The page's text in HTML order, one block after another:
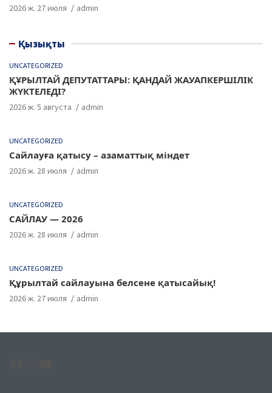
2026 ж. 27 июля admin
Қызықты
UNCATEGORIZED
ҚҰРЫЛТАЙ ДЕПУТАТТАРЫ: ҚАНДАЙ ЖАУАПКЕРШІЛІК
ЖҮКТЕЛЕДІ?
2026 ж. 5 августа admin
UNCATEGORIZED
Сайлауға қатысу – азаматтық міндет
2026 ж. 28 июля admin
UNCATEGORIZED
САЙЛАУ — 2026
2026 ж. 28 июля admin
UNCATEGORIZED
Құрылтай сайлауына белсене қатысайық!
2026 ж. 27 июля admin